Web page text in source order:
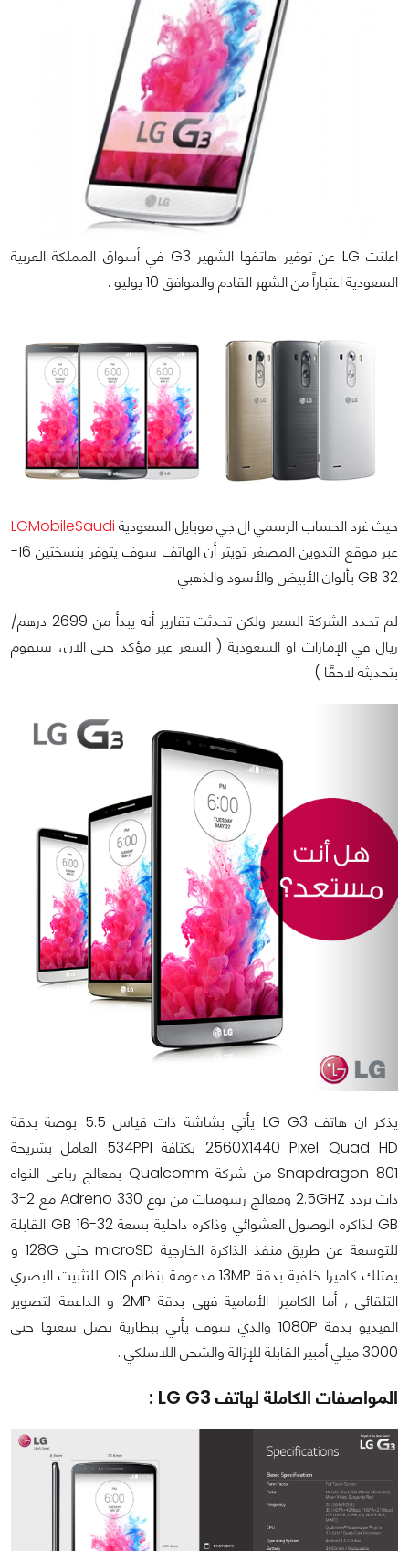
اعلنت LG عن توفير هاتفها الشهير G3 في أسواق المملكة العربية
السعودية اعتباراً من الشهر القادم والموافق 10 يوليو .
حيث غرد الحساب الرسمي ال جي موبايل السعودية LGMobileSaudi
عبر موقع التدوين المصغر تويتر أن الهاتف سوف يتوفر بنسختين 16-
32 GB بألوان الأبيض والأسود والذهبي .
لم تحدد الشركة السعر ولكن تحدثت تقارير أنه يبدأ من 2699 درهم/
ريال في الإمارات او السعودية ( السعر غير مؤكد حتى الان، سنقوم
بتحديثه لاحقًا )
يذكر ان هاتف LG G3 يأتي بشاشة ذات قياس 5.5 بوصة بدقة
2560X1440 Pixel Quad HD بكثافة 534PPI العامل بشريحة
Snapdragon 801 من شركة Qualcomm بمعالج رباعي النواه
ذات تردد 2.5GHZ ومعالج رسوميات من نوع Adreno 330 مع 2-3
GB لذاكره الوصول العشوائي وذاكره داخلية بسعة 32-16 GB القابلة
للتوسعة عن طريق منفذ الذاكرة الخارجية microSD حتى 128G و
يمتلك كاميرا خلفية بدقة 13MP مدعومة بنظام OIS للتثبيت البصري
التلقائي , أما الكاميرا الأمامية فهي بدقة 2MP و الداعمة لتصوير
الفيديو بدقة 1080P والذي سوف يأتي ببطارية تصل سعتها حتى
3000 ميلي أمبير القابلة للإزالة والشحن اللاسلكي .
المواصفات الكاملة لهاتف LG G3 :